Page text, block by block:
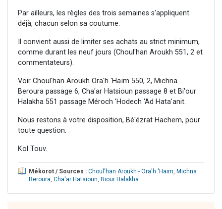
Par ailleurs, les règles des trois semaines s'appliquent
déjà, chacun selon sa coutume.
Il convient aussi de limiter ses achats au strict minimum,
comme durant les neuf jours (Choul'han Aroukh 551, 2 et
commentateurs).
Voir Choul'han Aroukh Ora'h 'Haïm 550, 2, Michna
Beroura passage 6, Cha'ar Hatsioun passage 8 et Bi'our
Halakha 551 passage Méroch 'Hodech 'Ad Hata'anit.
Nous restons à votre disposition, Bé'ézrat Hachem, pour
toute question.
Kol Touv.
Mékorot / Sources : Choul'han Aroukh - Ora'h 'Haim, Michna
Beroura, Cha'ar Hatsioun, Biour Halakha.